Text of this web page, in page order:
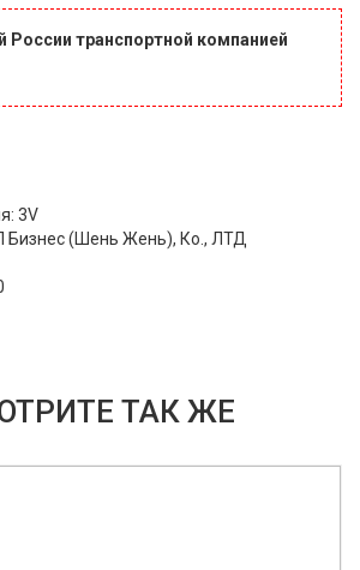
России транспортной компанией
3V
Бизнес (Шень Жень), Ко., ЛТД
ТАК ЖЕ